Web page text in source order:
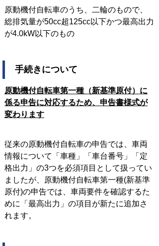
原動機付自転車のうち、二輪のもので、
総排気量が50cc超125cc以下かつ最高出力
が4.0kW以下のもの
手続きについて
原動機付自転車第一種（新基準原付）に
係る申告に対応するため、 申告書様式が
変わります
従来の原動機付自転車の申告では、車両
情報について「車種」「車台番号」「定
格出力」の3つを必須項目として扱ってい
ましたが、原動機付自転車第一種(新基準
原付)の申告では、車両要件を確認するた
めに「最高出力」の項目が新たに追加さ
れます。